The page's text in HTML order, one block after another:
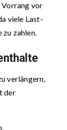
vor
viele Last-
zahlen.
verlängern,
der